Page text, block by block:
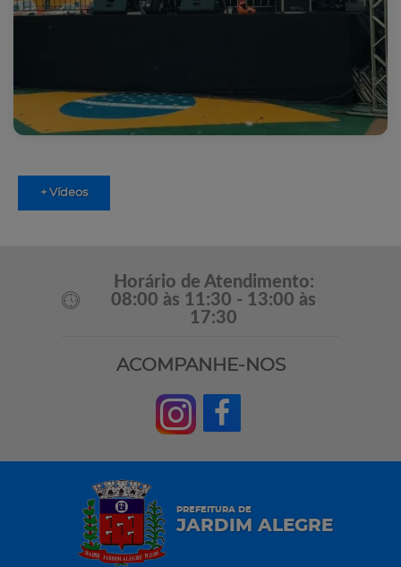
+ Vídeos
Horário de Atendimento:
08:00 às 11:30 - 13:00 às
17:30
ACOMPANHE-NOS
PREFEITURA DE
JARDIM ALEGRE